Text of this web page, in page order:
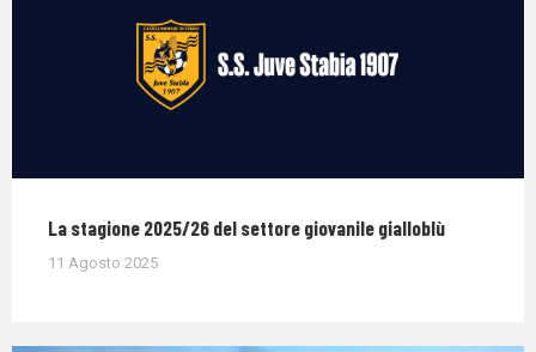
La stagione 2025/26 del settore giovanile gialloblù
11 Agosto 2025